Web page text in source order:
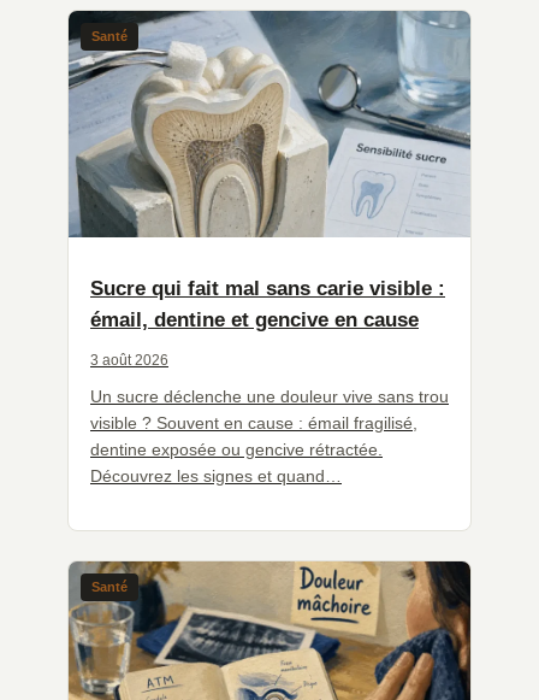
Santé
Sucre qui fait mal sans carie visible :
émail, dentine et gencive en cause
3 août 2026
Un sucre déclenche une douleur vive sans trou
visible ? Souvent en cause : émail fragilisé,
dentine exposée ou gencive rétractée.
Découvrez les signes et quand…
Santé